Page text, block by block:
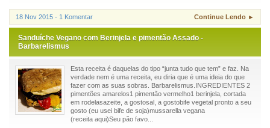
18 Nov 2015 - 1 Komentar Continue Lendo ►
Sanduíche Vegano com Berinjela e pimentão Assado -
Barbarelismus
Esta receita é daquelas do tipo “junta tudo que tem” e faz. Na
verdade nem é uma receita, eu diria que é uma ideia do que
fazer com as suas sobras. Barbarelismus.INGREDIENTES 2
pimentões amarelos1 pimentão vermelho1 berinjela, cortada
em rodelasazeite, a gostosal, a gostobife vegetal pronto a seu
gosto (eu usei bife de soja)mussarella vegana
(receita aqui)Seu pão favo...